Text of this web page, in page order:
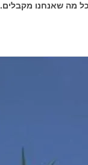
כל מה שאנחנו מקבלים.